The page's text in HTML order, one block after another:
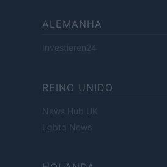
ALEMANHA
Investieren24
REINO UNIDO
News Hub UK
Lgbtq News